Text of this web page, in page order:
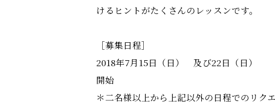
けるヒントがたくさんのレッスンです。
［募集日程］
2018年7月15日（日） 及び22日（日）
開始
＊二名様以上から上記以外の日程でのリク